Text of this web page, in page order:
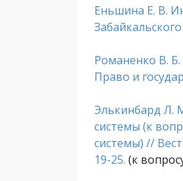
Еньшина Е. В.
Романенко В.
Право и
Элькинбард Л.
системы (к
системы) //
19-25. (к